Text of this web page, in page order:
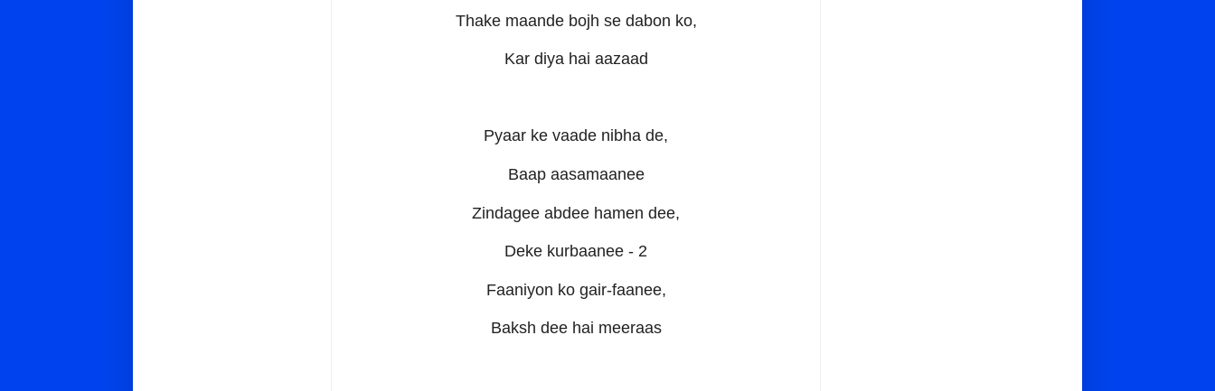
Thake maande bojh se dabon ko,
Kar diya hai aazaad
Pyaar ke vaade nibha de,
Baap aasamaanee
Zindagee abdee hamen dee,
Deke kurbaanee - 2
Faaniyon ko gair-faanee,
Baksh dee hai meeraas